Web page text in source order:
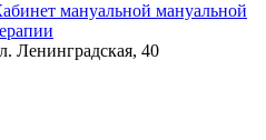
мануальной мануальной
Ленинградская, 40